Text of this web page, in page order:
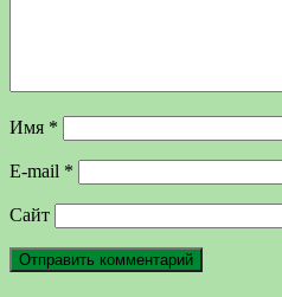
Имя *
E-mail *
Сайт